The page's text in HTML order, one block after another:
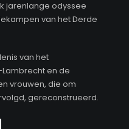
jarenlange odyssee
van het Derde
van het
en de
vrouwen, die om
gereconstrueerd.